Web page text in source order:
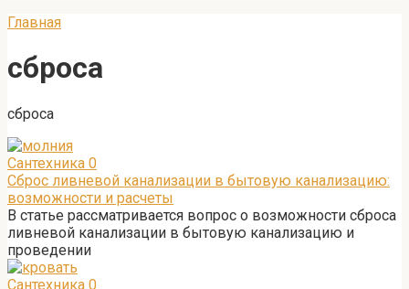
Главная
сброса
сброса
Сантехника 0
Сброс ливневой канализации в бытовую канализацию:
возможности и расчеты
В статье рассматривается вопрос о возможности сброса
ливневой канализации в бытовую канализацию и
проведении
Сантехника 0